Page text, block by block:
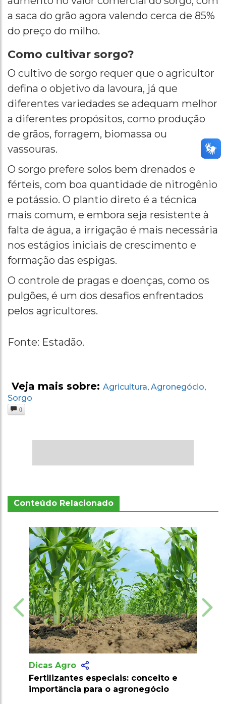
a saca do grão agora valendo cerca de 85%
do preço do milho.
Como cultivar sorgo?
O cultivo de sorgo requer que o agricultor
defina o objetivo da lavoura, já que
diferentes variedades se adequam melhor
a diferentes propósitos, como produção
de grãos, forragem, biomassa ou
vassouras.
O sorgo prefere solos bem drenados e
férteis, com boa quantidade de nitrogênio
e potássio. O plantio direto é a técnica
mais comum, e embora seja resistente à
falta de água, a irrigação é mais necessária
nos estágios iniciais de crescimento e
formação das espigas.
O controle de pragas e doenças, como os
pulgões, é um dos desafios enfrentados
pelos agricultores.
Fonte: Estadão.
Veja mais sobre: Agricultura, Agronegócio,
Sorgo
0
Conteúdo Relacionado
Dicas Agro
Cuidados para evitar intoxicação por
defensivos agrícolas na aplicação